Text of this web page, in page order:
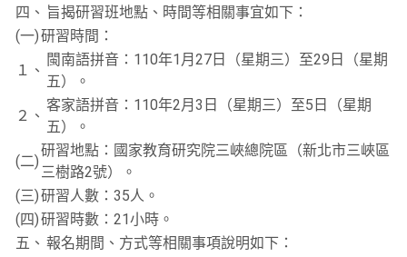
四、 旨揭研習班地點、時間等相關事宜如下：
(一)研習時間：
１、
閩南語拼音：110年1月27日（星期三）至29日（星期
五）。
２、
客家語拼音：110年2月3日（星期三）至5日（星期
五）。
(二)
研習地點：國家教育研究院三峽總院區（新北市三峽區
三樹路2號）。
(三)研習人數：35人。
(四)研習時數：21小時。
五、 報名期間、方式等相關事項說明如下：